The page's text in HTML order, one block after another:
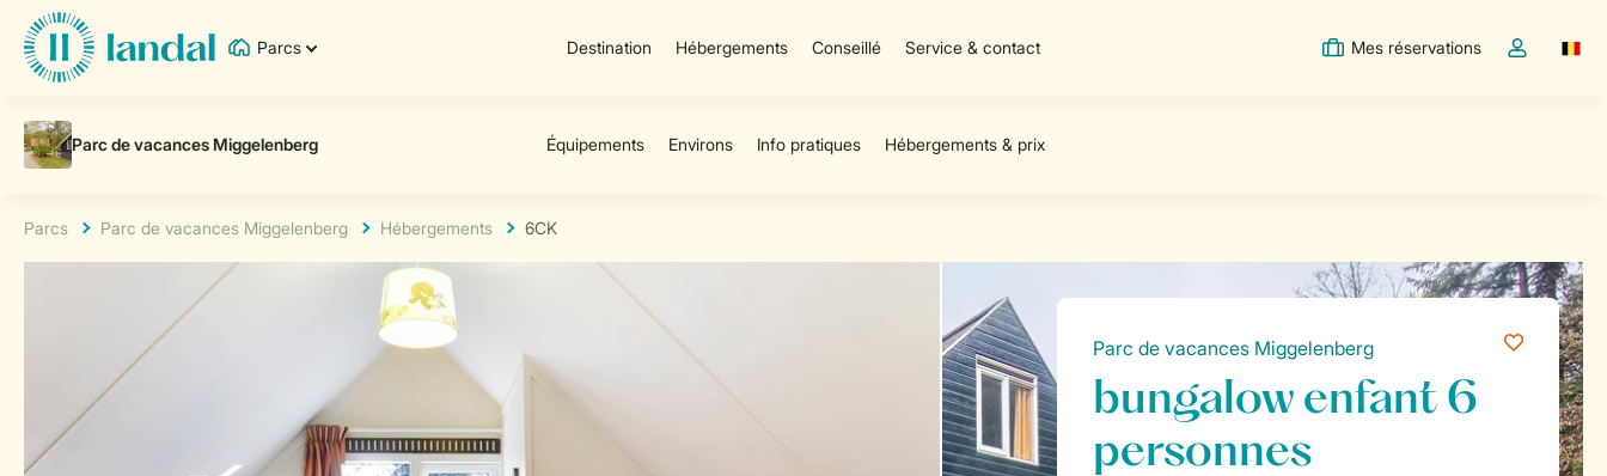
Parcs Destination Hébergements Conseillé Service & contact Mes réservations
Toggle the
Parcs Parc de vacances Miggelenberg Hébergements 6CK
Parc de vacances Miggelenberg
bungalow enfant 6
personnes